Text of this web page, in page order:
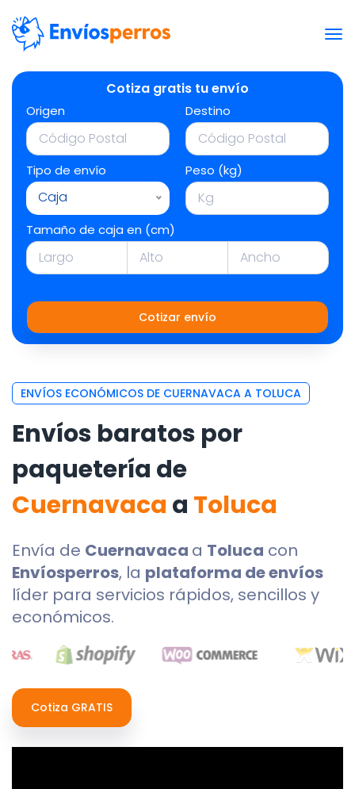
Cotiza gratis tu envío
Origen Destino
Tipo de envío
Caja
Peso (kg)
Tamaño de caja en (cm)
Cotizar envío
ENVÍOS ECONÓMICOS DE CUERNAVACA A TOLUCA
Envíos baratos por
paquetería de
Cuernavaca a Toluca
Envía de Cuernavaca a Toluca con
Envíosperros, la plataforma de envíos
líder para servicios rápidos, sencillos y
económicos.
Cotiza GRATIS